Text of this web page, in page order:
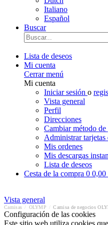
Italiano
Español
Buscar
Lista de deseos
Mi cuenta
Cerrar menú
Mi cuenta
Iniciar sesión o
Vista general
Perfil
Direcciones
Cambiar método de
Administrar tarjetas
Mis ordenes
Mis descargas
Lista de deseos
Cesta de la compra 0 0,00
Vista general
Camisas OLYMP Camisa de negocios
Configuración de las cookies
Este sitio web utiliza cookies